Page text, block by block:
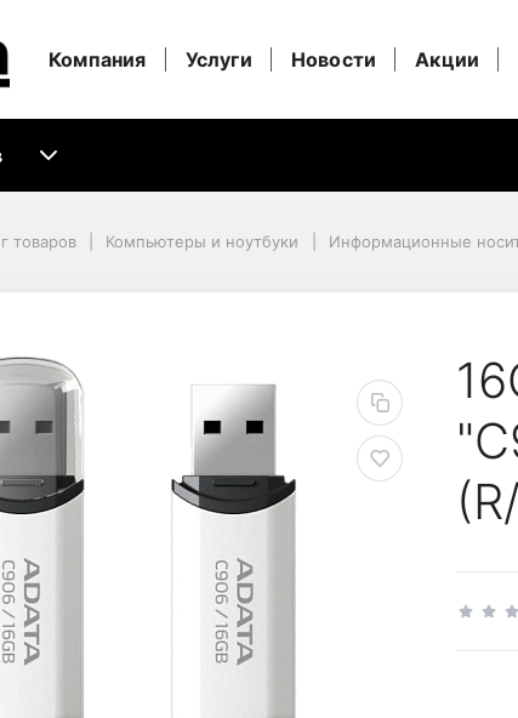
Компания Услуги Новости Акции
Flash Drive
товаров Компьютеры и ноутбуки Информационные